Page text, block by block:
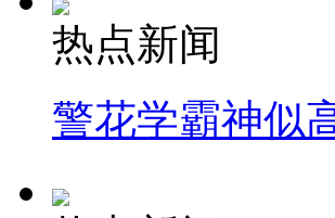
热点新闻
警花学霸神似